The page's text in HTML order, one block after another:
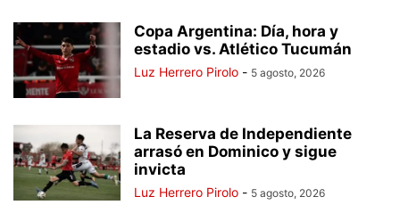
Copa Argentina: Día, hora y
estadio vs. Atlético Tucumán
Luz Herrero Pirolo - 5 agosto, 2026
La Reserva de Independiente
arrasó en Dominico y sigue
invicta
Luz Herrero Pirolo - 5 agosto, 2026